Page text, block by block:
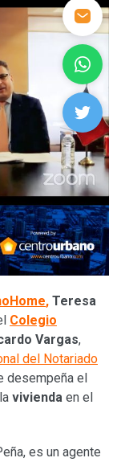
, Teresa
Colegio
Vargas,
del Notariado
desempeña el
vivienda en el
es un agente